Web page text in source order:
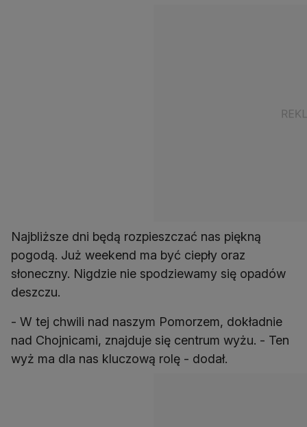
Najbliższe dni będą rozpieszczać nas piękną
pogodą. Już weekend ma być ciepły oraz
słoneczny. Nigdzie nie spodziewamy się opadów
deszczu.
- W tej chwili nad naszym Pomorzem, dokładnie
nad Chojnicami, znajduje się centrum wyżu. - Ten
wyż ma dla nas kluczową rolę - dodał.